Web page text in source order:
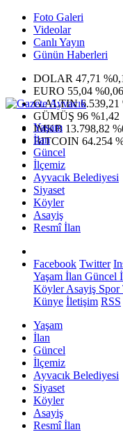
Foto Galeri
Videolar
Canlı Yayın
Günün Haberleri
DOLAR 47,71
EURO 55,04 %0,06
G.ALTIN6.539,21
GÜMÜŞ 96 %1,42
IMKB 13.798,82
BITCOIN 64.254
Yaşam
İlan
Güncel
İlçemiz
Ayvacık Belediyesi
Siyaset
Köyler
Asayiş
Resmî İlan
Facebook Twitter
Yaşam İlan Güncel
KöylerAsayiş Spor
Künye İletişim RSS
Yaşam
İlan
Güncel
İlçemiz
Ayvacık Belediyesi
Siyaset
Köyler
Asayiş
Resmî İlan